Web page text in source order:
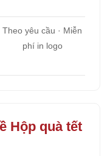
Theo yêu cầu · Miễn
phí in logo
Hộp quà tết